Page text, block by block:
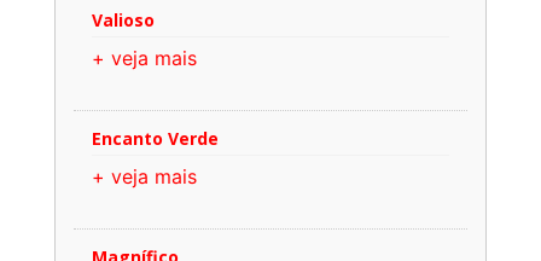
Valioso
+ veja mais
Encanto Verde
+ veja mais